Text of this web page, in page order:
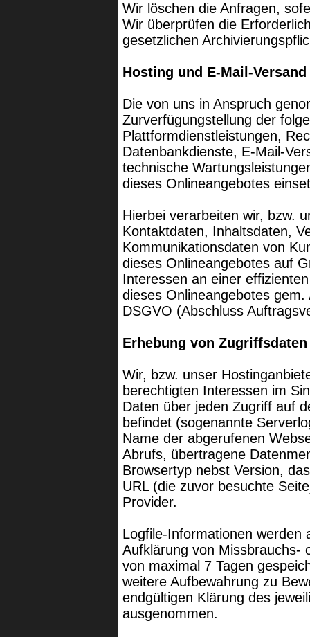
Wir löschen die Anfragen,
Wir überprüfen die
gesetzlichen
Hosting und E-Mail-Versand
Die von uns in Anspruch
Zurverfügungstellung der
Plattformdienstleistungen,
Datenbankdienste, E-Mail-
technische
dieses Onlineangebotes
Hierbei verarbeiten wir, bzw.
Kontaktdaten, Inhaltsdaten,
Kommunikationsdaten von
dieses Onlineangebotes auf
Interessen an einer
dieses Onlineangebotes
DSGVO (Abschluss
Erhebung von
Wir, bzw. unser
berechtigten Interessen im
Daten über jeden Zugriff auf
befindet (sogenannte
Name der abgerufenen
Abrufs, übertragene
Browsertyp nebst Version,
URL (die zuvor besuchte
Provider.
Logfile-Informationen werden
Aufklärung von Missbrauchs-
von maximal 7 Tagen
weitere Aufbewahrung zu
endgültigen Klärung des
ausgenommen.